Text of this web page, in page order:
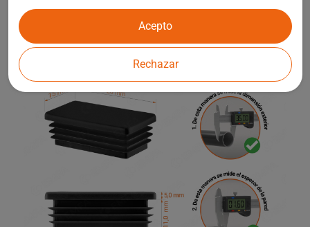
infantiles y otros elementos de la arquitectura de jardines.
Rechazar
Acepto